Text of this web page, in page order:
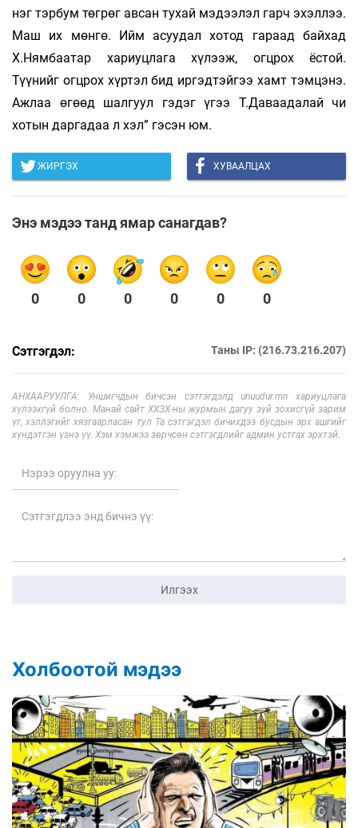
нэг тэрбум төгрөг авсан тухай мэдээлэл гарч эхэллээ.
Маш их мөнгө. Ийм асуудал хотод гараад байхад
Х.Нямбаатар хариуцлага хүлээж, огцрох ёстой.
Түүнийг огцрох хүртэл бид иргэдтэйгээ хамт тэмцэнэ.
Ажлаа өгөөд шалгуул гэдэг үгээ Т.Даваадалай чи
хотын даргадаа л хэл” гэсэн юм.
ЖИРГЭХ ХУВААЛЦАХ
Энэ мэдээ танд ямар санагдав?
0 0 0 0 0 0
Сэтгэгдэл: Таны IP: (216.73.216.207)
АНХААРУУЛГА: Уншигчдын бичсэн сэтгэгдэлд unuudur.mn хариуцлага
хүлээхгүй болно. Манай сайт ХХЗХ-ны журмын дагуу зүй зохисгүй зарим
үг, хэллэгийг хязгаарласан тул Та сэтгэгдэл бичихдээ бусдын эрх ашгийг
хүндэтгэн үзнэ үү. Хэм хэмжээ зөрчсөн сэтгэгдлийг админ устгах эрхтэй.
Илгээх
Холбоотой мэдээ